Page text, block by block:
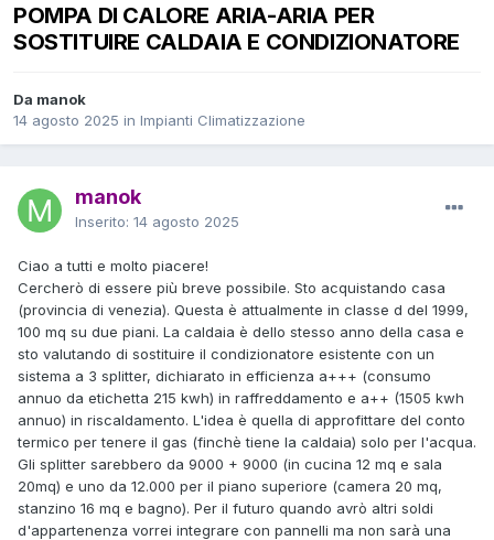
POMPA DI CALORE ARIA-ARIA PER
SOSTITUIRE CALDAIA E CONDIZIONATORE
Da manok
14 agosto 2025 in Impianti Climatizzazione
manok
Inserito: 14 agosto 2025
Ciao a tutti e molto piacere!
Cercherò di essere più breve possibile. Sto acquistando casa
(provincia di venezia). Questa è attualmente in classe d del 1999,
100 mq su due piani. La caldaia è dello stesso anno della casa e
sto valutando di sostituire il condizionatore esistente con un
sistema a 3 splitter, dichiarato in efficienza a+++ (consumo
annuo da etichetta 215 kwh) in raffreddamento e a++ (1505 kwh
annuo) in riscaldamento. L'idea è quella di approfittare del conto
termico per tenere il gas (finchè tiene la caldaia) solo per l'acqua.
Gli splitter sarebbero da 9000 + 9000 (in cucina 12 mq e sala
20mq) e uno da 12.000 per il piano superiore (camera 20 mq,
stanzino 16 mq e bagno). Per il futuro quando avrò altri soldi
d'appartenenza vorrei integrare con pannelli ma non sarà una